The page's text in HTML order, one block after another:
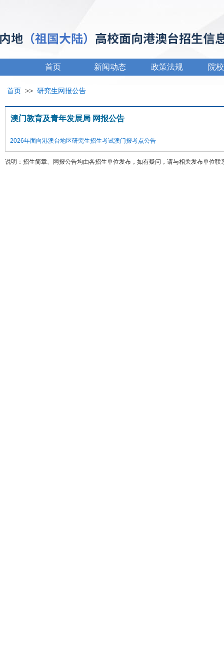
首页 新闻动态 政策法规 院
首页 >> 研究生网报公告
澳门教育及青年发展局 网报公告
2026年面向港澳台地区研究生招生考试澳门报考点公告
说明：招生简章、网报公告均由各招生单位发布，如有疑问，请与相关发布单位